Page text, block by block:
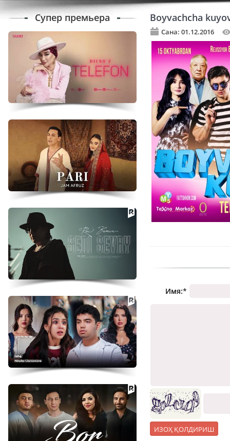
Boyvachcha
Сана: 01.12.2016
Имя:*
Супер премьера